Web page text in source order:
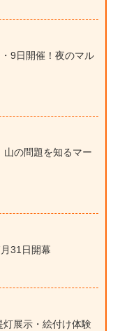
9日開催！夜のマル
の問題を知るマー
31日開幕
展示・絵付け体験